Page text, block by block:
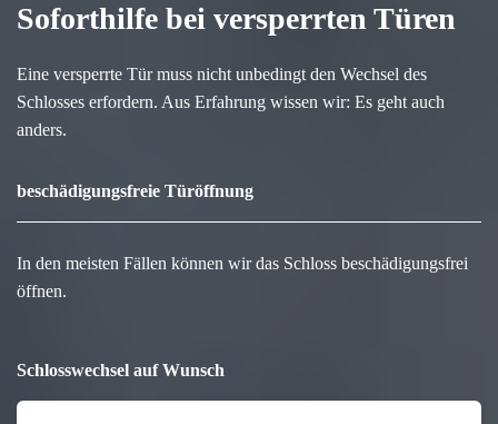
Soforthilfe bei versperrten Türen
Eine versperrte Tür muss nicht unbedingt den Wechsel des
Schlosses erfordern. Aus Erfahrung wissen wir: Es geht auch
anders.
beschädigungsfreie Türöffnung
In den meisten Fällen können wir das Schloss beschädigungsfrei
öffnen.
Schlosswechsel auf Wunsch